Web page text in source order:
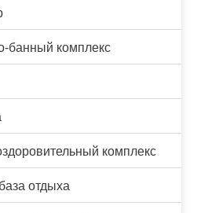
банный комплекс
комплекс
отдыха